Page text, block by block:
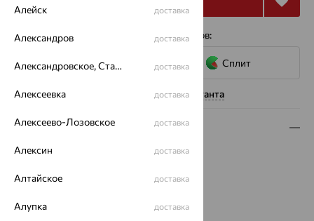
4 платежа по 6 298 с помощью сервисов:
Сплит
Нужна помощь консультанта
Описание
Вид изделия:
Металл:
Золото
Цвет металла:
Алейск доставка
Александров доставка
Александровское, Ставропольский край доставка
Алексеевка доставка
Алексеево-Лозовское доставка
Алексин доставка
Алтайское доставка
Алупка доставка